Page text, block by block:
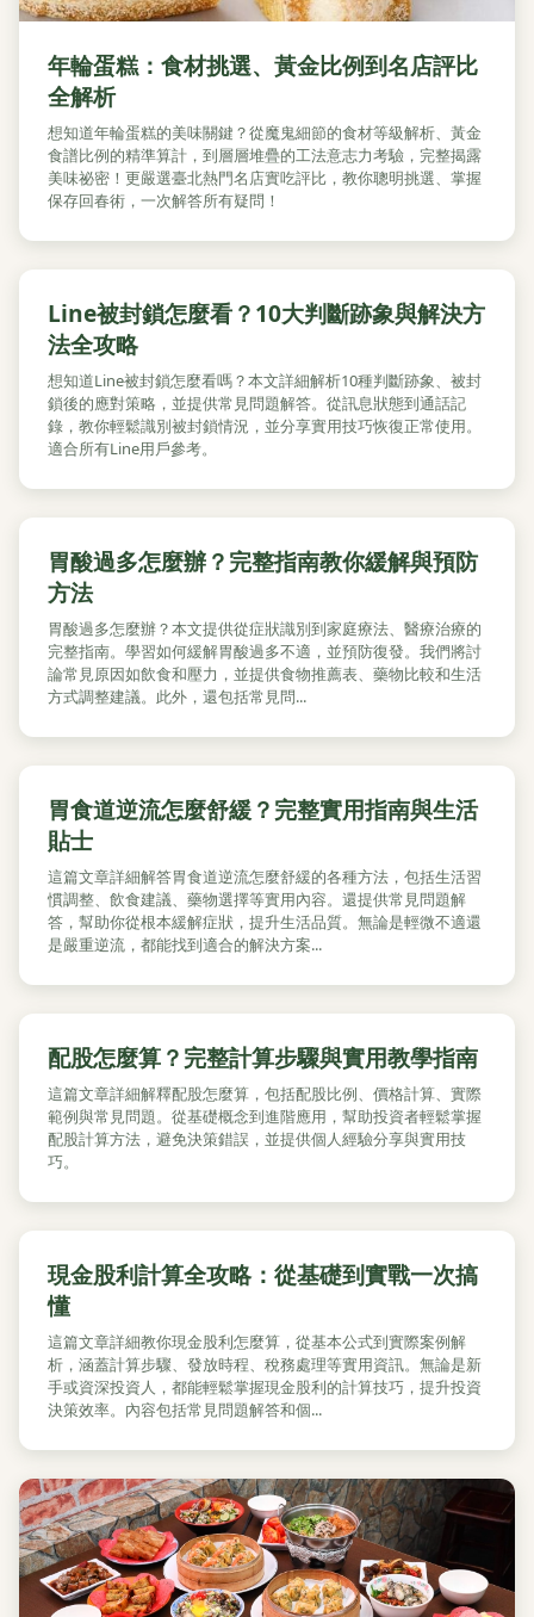
年輪蛋糕：食材挑選、黃金比例到名店評比
全解析
想知道年輪蛋糕的美味關鍵？從魔鬼細節的食材等級解析、黃金
食譜比例的精準算計，到層層堆疊的工法意志力考驗，完整揭露
美味祕密！更嚴選臺北熱門名店實吃評比，教你聰明挑選、掌握
保存回春術，一次解答所有疑問！
Line被封鎖怎麼看？10大判斷跡象與解決方
法全攻略
想知道Line被封鎖怎麼看嗎？本文詳細解析10種判斷跡象、被封
鎖後的應對策略，並提供常見問題解答。從訊息狀態到通話記
錄，教你輕鬆識別被封鎖情況，並分享實用技巧恢復正常使用。
適合所有Line用戶參考。
胃酸過多怎麼辦？完整指南教你緩解與預防
方法
胃酸過多怎麼辦？本文提供從症狀識別到家庭療法、醫療治療的
完整指南。學習如何緩解胃酸過多不適，並預防復發。我們將討
論常見原因如飲食和壓力，並提供食物推薦表、藥物比較和生活
方式調整建議。此外，還包括常見問...
胃食道逆流怎麼舒緩？完整實用指南與生活
貼士
這篇文章詳細解答胃食道逆流怎麼舒緩的各種方法，包括生活習
慣調整、飲食建議、藥物選擇等實用內容。還提供常見問題解
答，幫助你從根本緩解症狀，提升生活品質。無論是輕微不適還
是嚴重逆流，都能找到適合的解決方案...
配股怎麼算？完整計算步驟與實用教學指南
這篇文章詳細解釋配股怎麼算，包括配股比例、價格計算、實際
範例與常見問題。從基礎概念到進階應用，幫助投資者輕鬆掌握
配股計算方法，避免決策錯誤，並提供個人經驗分享與實用技
巧。
現金股利計算全攻略：從基礎到實戰一次搞
懂
這篇文章詳細教你現金股利怎麼算，從基本公式到實際案例解
析，涵蓋計算步驟、發放時程、稅務處理等實用資訊。無論是新
手或資深投資人，都能輕鬆掌握現金股利的計算技巧，提升投資
決策效率。內容包括常見問題解答和個...